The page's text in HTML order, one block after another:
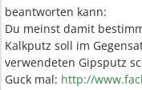
beantworten kann:
Du meinst damit
Kalkputz soll im
verwendeten Gipsputz
Guck mal: http://